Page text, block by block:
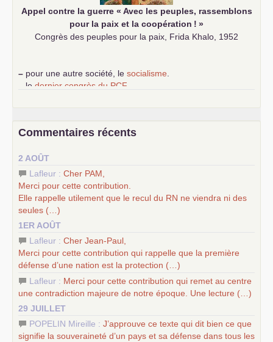
Appel contre la guerre « Avec les peuples, rassemblons
pour la paix et la coopération ! »
Congrès des peuples pour la paix, Frida Khalo, 1952
– pour une autre société, le socialisme
le dernier congrès du PCF
science sociale de notre temps
d’Europe
–lescinq chantiers pour contribuer au débat sur le projet
communiste
Commentaires récents
2 AOÛT
Lafleur : Cher PAM
Merci pour cette contribution.
Elle rappelle utilement que le recul du RN ne viendra ni des
seules (…)
1ER AOÛT
Lafleur : Cher Jean-Paul,
Merci pour cette contribution qui rappelle que la première
défense d’une nation est la protection (…)
Lafleur : Merci pour cette contribution qui remet au centre
une contradiction majeure de notre époque. Une lecture (…)
29 JUILLET
POPELIN Mireille : J’approuve ce texte qui dit bien ce que
signifie la souveraineté d’un pays et sa défense dans tous les